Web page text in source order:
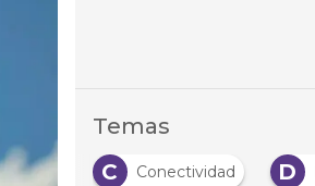
Temas
Cloud C Conectividad D